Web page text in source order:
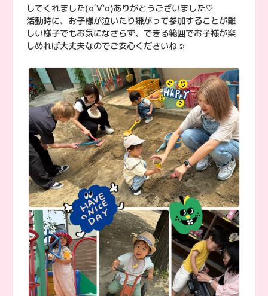
してくれました(о´∀`о)ありがとうございました♡
活動時に、お子様が泣いたり嫌がって参加することが難
しい様子でもお気になさらず、できる範囲でお子様が楽
しめれば大丈夫なのでご安心くださいね☺︎